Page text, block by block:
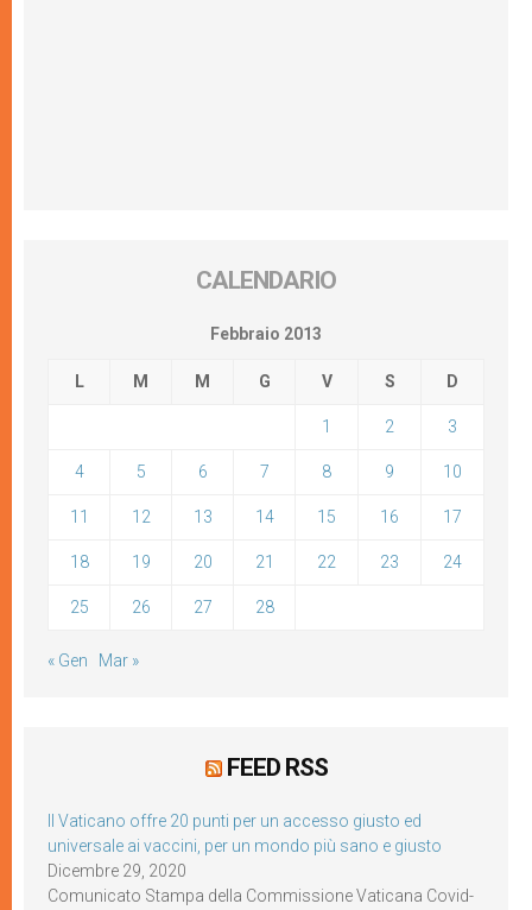
CALENDARIO
Febbraio 2013
L M M G V S D
1 2 3
4 5 6 7 8 9 10
11 12 13 14 15 16 17
18 19 20 21 22 23 24
25 26 27 28
« Gen Mar »
FEED RSS
Il Vaticano offre 20 punti per un accesso giusto ed
universale ai vaccini, per un mondo più sano e giusto
Dicembre 29, 2020
Comunicato Stampa della Commissione Vaticana Covid-